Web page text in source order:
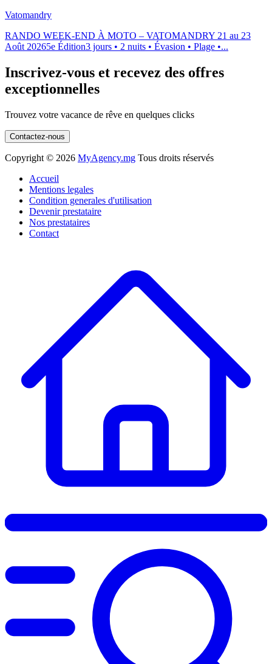
Vatomandry
RANDO WEEK-END À MOTO – VATOMANDRY 21 au 23
Août 20265e Édition3 jours • 2 nuits • Évasion • Plage •...
Inscrivez-vous et recevez des offres
exceptionnelles
Trouvez votre vacance de rêve en quelques clicks
Contactez-nous
Copyright © 2026 MyAgency.mg Tous droits réservés
Accueil
Mentions legales
Condition generales d'utilisation
Devenir prestataire
Nos prestataires
Contact